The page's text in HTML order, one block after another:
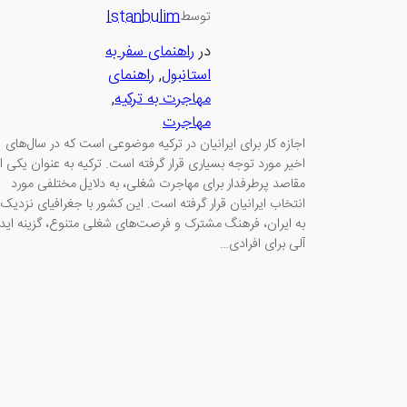
توسطIstanbulim
درراهنمای سفر به
استانبول, راهنمای
مهاجرت به ترکیه,
مهاجرت
اجازه کار برای ایرانیان در ترکیه موضوعی است که در سال‌های
اخیر مورد توجه بسیاری قرار گرفته است. ترکیه به عنوان یکی
مقاصد پرطرفدار برای مهاجرت شغلی، به دلایل مختلفی مورد
انتخاب ایرانیان قرار گرفته است. این کشور با جغرافیای نزدیک
به ایران، فرهنگ مشترک و فرصت‌های شغلی متنوع، گزینه
آلی برای افرادی…